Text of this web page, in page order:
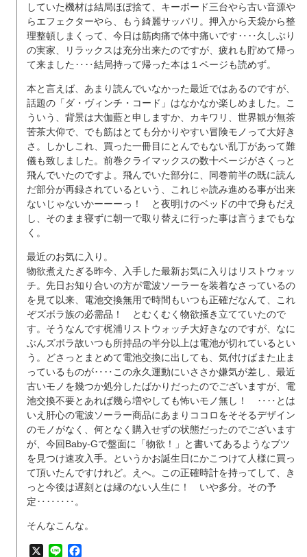
していた機材は結局ほぼ捨て、キーボード三台やら古い音源や
らエフェクターやら、もう綺麗サッパリ。押入から天袋から整
理整頓しまくって、今日は筋肉痛で体中痛いです‥‥久しぶり
の実家、リラックスは充分出来たのですが、疲れも貯めて帰っ
て来ました‥‥結局持って帰った本は１ページも読めず。
本と言えば、あまり読んでいなかった最近ではあるのですが、
話題の「ダ・ヴィンチ・コード」はなかなか楽しめました。こ
ういう、背景は大伽藍と申しますか、カキワリ、世界観が無茶
苦茶大仰で、でも筋はとても分かりやすい冒険モノって大好き
さ。しかしこれ、買った一冊目にとんでもない乱丁があって難
儀も致しました。前巻クライマックスの数十ページがさくっと
飛んでいたのですよ。飛んでいた部分に、同巻前半の既に読ん
だ部分が再録されているという、これじゃ読み進める事が出来
ないじゃないかーーーっ！ と夜明けのベッドの中で身もだえ
し、そのまま寝ずに朝一で取り替えに行った事は言うまでもな
く。
最近のお気に入り。
物欲煮えたぎる昨今、入手した最新お気に入りはリストウォッ
チ。先日お知り合いの方が電波ソーラーを装着なさっているの
を見て以来、電池交換無用で時間もいつも正確だなんて、これ
ぞズボラ族の必需品！ とむくむく物欲掻き立てていたので
す。そうなんです梶浦リストウォッチ大好きなのですが、なに
ぶんズボラ故いつも所持品の半分以上は電池が切れているとい
う。どさっとまとめて電池交換に出しても、気付けばまた止ま
っているものが‥‥この永久運動にいささか嫌気が差し、最近
古いモノを幾つか処分したばかりだったのでございますが、電
池交換不要とあれば幾ら増やしても怖いモノ無し！ ‥‥とは
いえ肝心の電波ソーラー商品にあまりココロをそそるデザイン
のモノがなく、何となく購入せずの状態だったのでございます
が、今回Baby-Gで盤面に「物欲！」と書いてあるようなブツ
を見つけ速攻入手。というかお誕生日にかこつけて人様に買っ
て頂いたんですけれど。えへ。この正確時計を持ってして、き
っと今後は遅刻とは縁のない人生に！ いや多分。その予
定‥‥‥‥。
そんなこんな。
X Line